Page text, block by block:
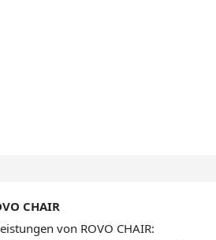
CHAIR
von ROVO CHAIR: